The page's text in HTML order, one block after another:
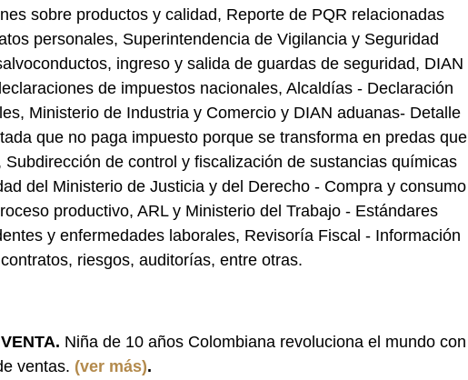
sobre productos y calidad, Reporte de PQR relacionadas
personales, Superintendencia de Vigilancia y Seguridad
ingreso y salida de guardas de seguridad, DIAN
de impuestos nacionales, Alcaldías - Declaración
Ministerio de Industria y Comercio y DIAN aduanas- Detalle
que no paga impuesto porque se transforma en predas que
de control y fiscalización de sustancias químicas
del Ministerio de Justicia y del Derecho - Compra y consumo
productivo, ARL y Ministerio del Trabajo - Estándares
y enfermedades laborales, Revisoría Fiscal - Información
riesgos, auditorías, entre otras.
Niña de 10 años Colombiana revoluciona el mundo con
ventas. (ver más).